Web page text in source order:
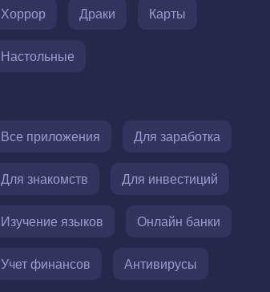
Хоррор Драки Карты
Настольные
Все приложения Для заработка
Для знакомств Для инвестиций
Изучение языков Онлайн банки
Учет финансов Антивирусы